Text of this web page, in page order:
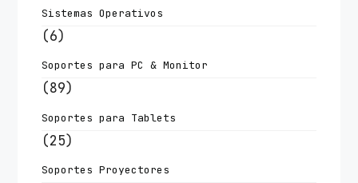
Sistemas Operativos
(6)
Soportes para PC & Monitor
(89)
Soportes para Tablets
(25)
Soportes Proyectores